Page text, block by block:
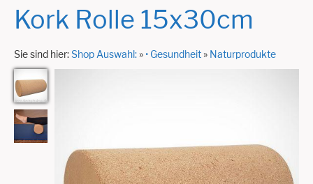
Kork Rolle 15x30cm
Sie sind hier:Shop Auswahl:»• Gesundheit» Naturprodukte